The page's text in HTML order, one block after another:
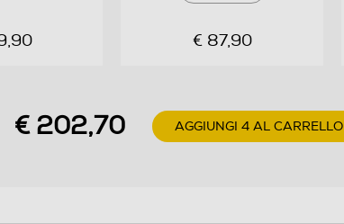
troverai potenziamenti inediti, sfide
teneri Sfavillotti.E a proposito di stelle…
è il modo migliore per prepararsi
€ 87,90
€ 202,70 AGGIUNGI 4 AL CARRELLO